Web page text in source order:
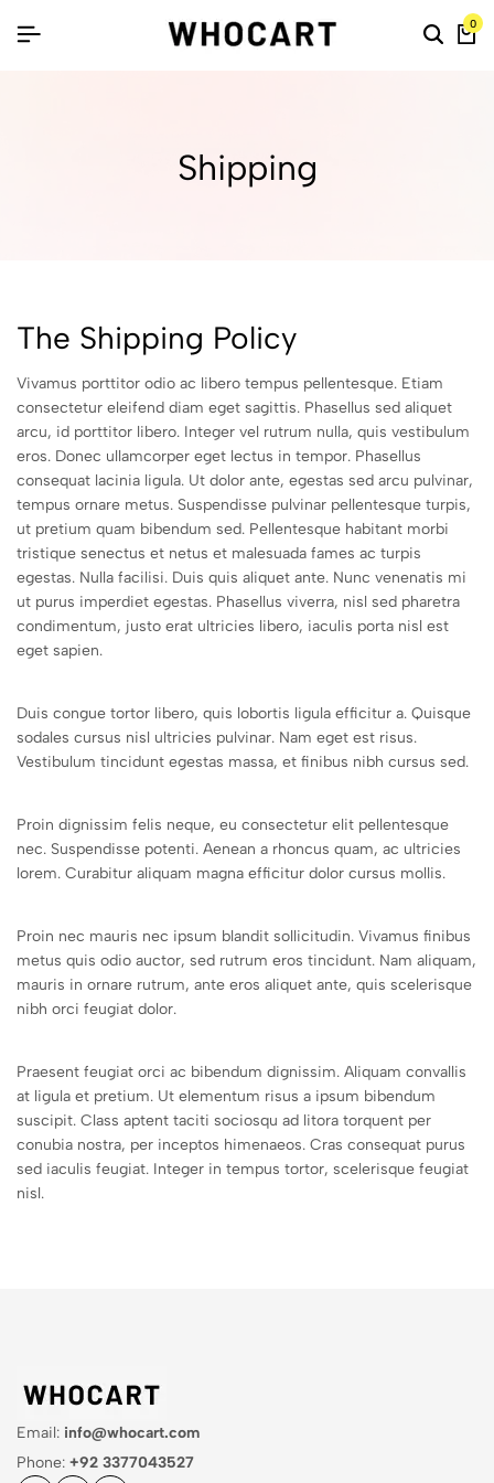
0
Shipping
The Shipping Policy
Vivamus porttitor odio ac libero tempus pellentesque. Etiam
consectetur eleifend diam eget sagittis. Phasellus sed aliquet
arcu, id porttitor libero. Integer vel rutrum nulla, quis vestibulum
eros. Donec ullamcorper eget lectus in tempor. Phasellus
consequat lacinia ligula. Ut dolor ante, egestas sed arcu pulvinar,
tempus ornare metus. Suspendisse pulvinar pellentesque turpis,
ut pretium quam bibendum sed. Pellentesque habitant morbi
tristique senectus et netus et malesuada fames ac turpis
egestas. Nulla facilisi. Duis quis aliquet ante. Nunc venenatis mi
ut purus imperdiet egestas. Phasellus viverra, nisl sed pharetra
condimentum, justo erat ultricies libero, iaculis porta nisl est
eget sapien.
Duis congue tortor libero, quis lobortis ligula efficitur a. Quisque
sodales cursus nisl ultricies pulvinar. Nam eget est risus.
Vestibulum tincidunt egestas massa, et finibus nibh cursus sed.
Proin dignissim felis neque, eu consectetur elit pellentesque
nec. Suspendisse potenti. Aenean a rhoncus quam, ac ultricies
lorem. Curabitur aliquam magna efficitur dolor cursus mollis.
Proin nec mauris nec ipsum blandit sollicitudin. Vivamus finibus
metus quis odio auctor, sed rutrum eros tincidunt. Nam aliquam,
mauris in ornare rutrum, ante eros aliquet ante, quis scelerisque
nibh orci feugiat dolor.
Praesent feugiat orci ac bibendum dignissim. Aliquam convallis
at ligula et pretium. Ut elementum risus a ipsum bibendum
suscipit. Class aptent taciti sociosqu ad litora torquent per
conubia nostra, per inceptos himenaeos. Cras consequat purus
sed iaculis feugiat. Integer in tempus tortor, scelerisque feugiat
nisl.
Email: info@whocart.com
Phone: +92 3377043527